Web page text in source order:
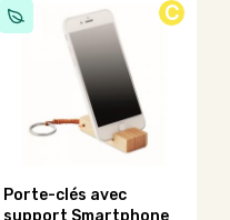
a
plusieurs
variations.
peuvent
sur
C
Porte-clés avec
support Smartphone